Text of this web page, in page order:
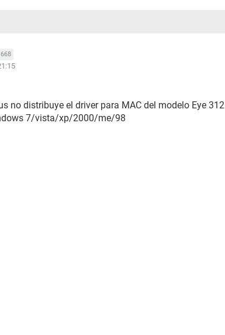
no distribuye el driver para MAC del modelo Eye 312
7/vista/xp/2000/me/98